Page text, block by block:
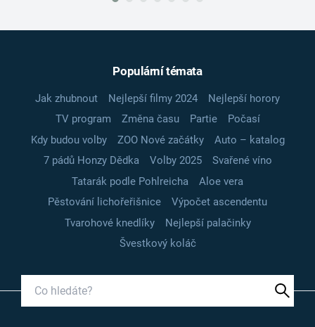
Populární témata
Jak zhubnout Nejlepší filmy 2024
Nejlepší horory
TV program
Změna času Partie
Počasí
Kdy budou volby
ZOO Nové začátky
Auto – katalog
7 pádů Honzy Dědka
Volby 2025
Svařené víno
Tatarák podle Pohlreicha
Aloe vera
Pěstování lichořeřišnice
Výpočet ascendentu
Tvarohové knedlíky
Nejlepší palačinky
Švestkový koláč